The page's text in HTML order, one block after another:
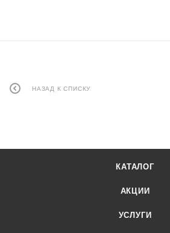
НАЗАД К СПИСКУ
КАТАЛОГ
АКЦИИ
УСЛУГИ